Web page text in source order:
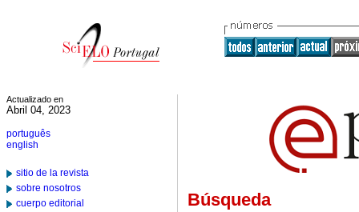
Actualizado en
Abril 04, 2023
português
english
sitio de la revista
sobre nosotros
cuerpo editorial
Búsqueda